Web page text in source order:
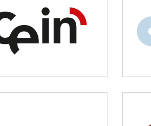
CEIN
Desarrollo empresarial